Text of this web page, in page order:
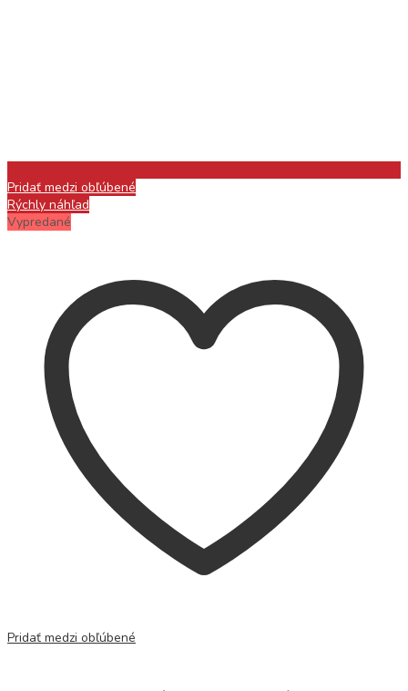
Pridať medzi obľúbené
Rýchly náhľad
Vypredané
Pridať medzi obľúbené